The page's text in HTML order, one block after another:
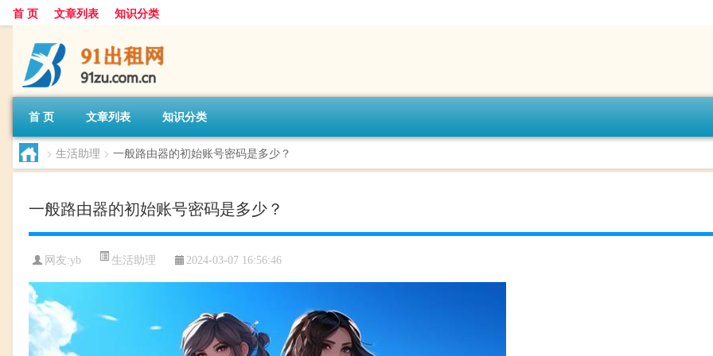
首 页 文章列表 知识分类
首 页 文章列表 知识分类
> 生活助理 > 一般路由器的初始账号密码是多少？
一般路由器的初始账号密码是多少？
网友:yb 生活助理 2024-03-07 16:56:46